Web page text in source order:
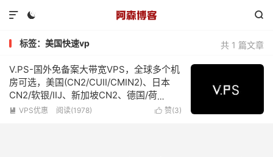
 

共 1 篇文章
标签：美国快速vp
V.PS-国外免备案大带宽VPS，全球多个机
房可选，美国(CN2/CUII/CMIN2)、日本
CN2/软银/IIJ、新加坡CN2、德国/荷
兰/CN2+CUII、英国CUII，特价优惠低至
 赞(3)
 VPS优惠 阅读(1978)